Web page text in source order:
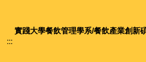
:::
實踐大學餐飲管理學系/餐飲產業創新